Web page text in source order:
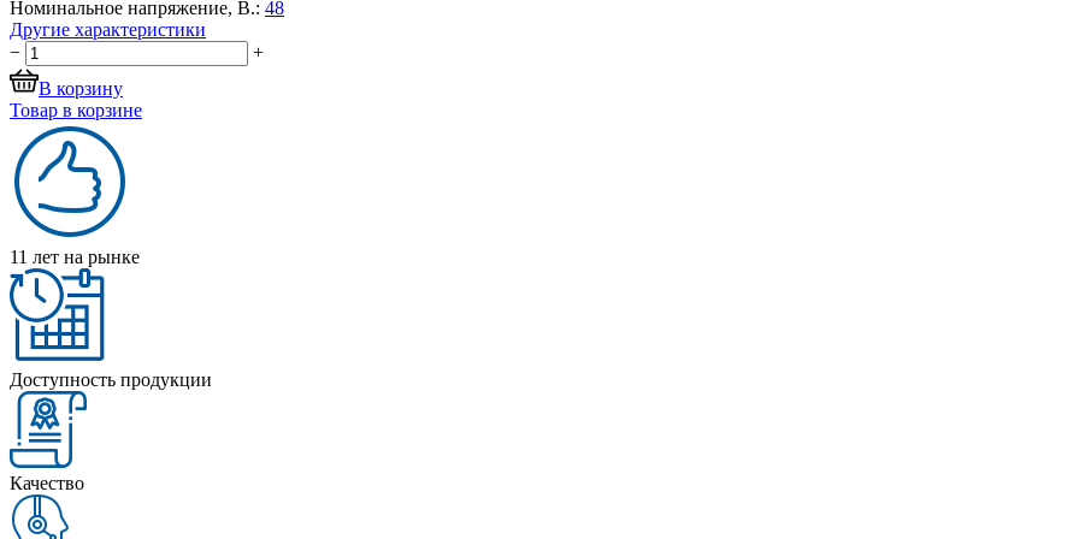
Номинальное напряжение, В.: 48
Другие характеристики
−
+
В корзину
Товар в корзине
11 лет на рынке
Доступность продукции
Качество